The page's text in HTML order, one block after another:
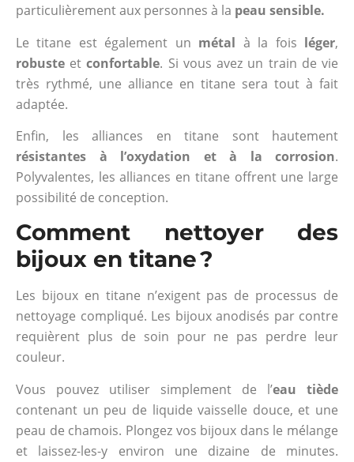
particulièrement aux personnes à la peau sensible.
Le titane est également un métal à la fois léger,
robuste etconfortable. Si vous avez un train de vie
très rythmé, une alliance en titane sera tout à fait
adaptée.
Enfin, les alliances en titane sont hautement
résistantes à l’oxydation et à la corrosion.
Polyvalentes, les alliances en titane offrent une large
possibilité de conception.
Comment nettoyer des
bijoux en titane ?
Les bijoux en titane n’exigent pas de processus de
nettoyage compliqué. Les bijoux anodisés par contre
requièrent plus de soin pour ne pas perdre leur
couleur.
Vous pouvez utiliser simplement de l’eau tiède
contenant un peu de liquide vaisselle douce, et une
peau de chamois. Plongez vos bijoux dans le mélange
et laissez-les-y environ une dizaine de minutes.